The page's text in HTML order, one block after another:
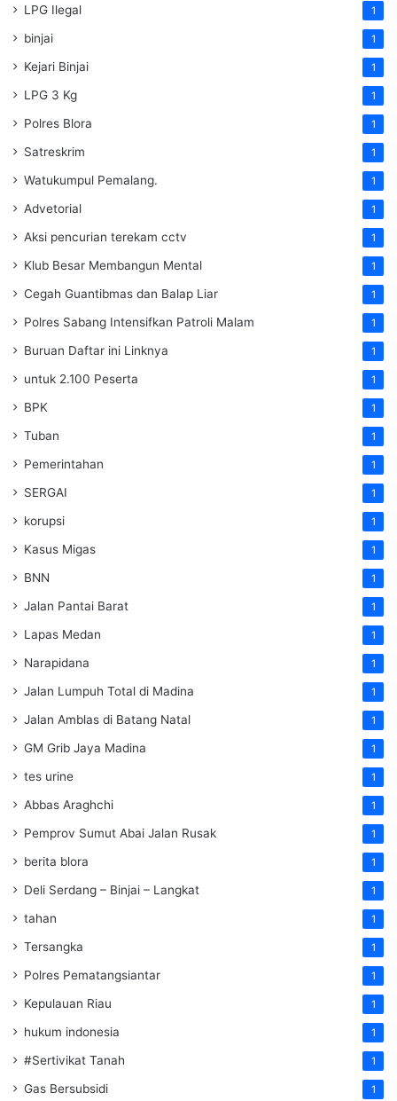
LPG Ilegal 1
binjai 1
Kejari Binjai 1
LPG 3 Kg 1
Polres Blora 1
Satreskrim 1
Watukumpul Pemalang. 1
Advetorial 1
Aksi pencurian terekam cctv 1
Klub Besar Membangun Mental 1
Cegah Guantibmas dan Balap Liar 1
Polres Sabang Intensifkan Patroli Malam 1
Buruan Daftar ini Linknya 1
untuk 2.100 Peserta 1
BPK 1
Tuban 1
Pemerintahan 1
SERGAI 1
korupsi 1
Kasus Migas 1
BNN 1
Jalan Pantai Barat 1
Lapas Medan 1
Narapidana 1
Jalan Lumpuh Total di Madina 1
Jalan Amblas di Batang Natal 1
GM Grib Jaya Madina 1
tes urine 1
Abbas Araghchi 1
Pemprov Sumut Abai Jalan Rusak 1
berita blora 1
Deli Serdang – Binjai – Langkat 1
tahan 1
Tersangka 1
Polres Pematangsiantar 1
Kepulauan Riau 1
hukum indonesia 1
#Sertivikat Tanah 1
Gas Bersubsidi 1